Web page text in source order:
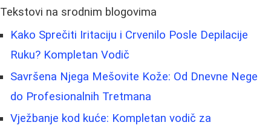
Tekstovi na srodnim blogovima
Kako Sprečiti Iritaciju i Crvenilo Posle Depilacije
Ruku? Kompletan Vodič
Savršena Njega Mešovite Kože: Od Dnevne Nege
do Profesionalnih Tretmana
Vježbanje kod kuće: Kompletan vodič za